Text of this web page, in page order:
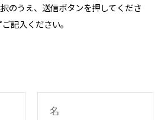
のうえ、送信ボタンを押してくださ
記入ください。